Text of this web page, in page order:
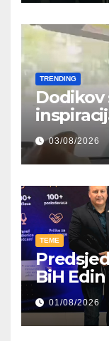
TRENDING
kroz
03/08/2026
TEME
BiH
01/08/2026